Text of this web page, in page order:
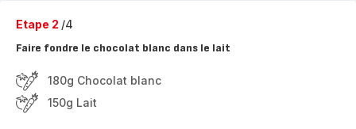
Etape 2 /4
Faire fondre le chocolat blanc dans le lait
180g Chocolat blanc
150g Lait